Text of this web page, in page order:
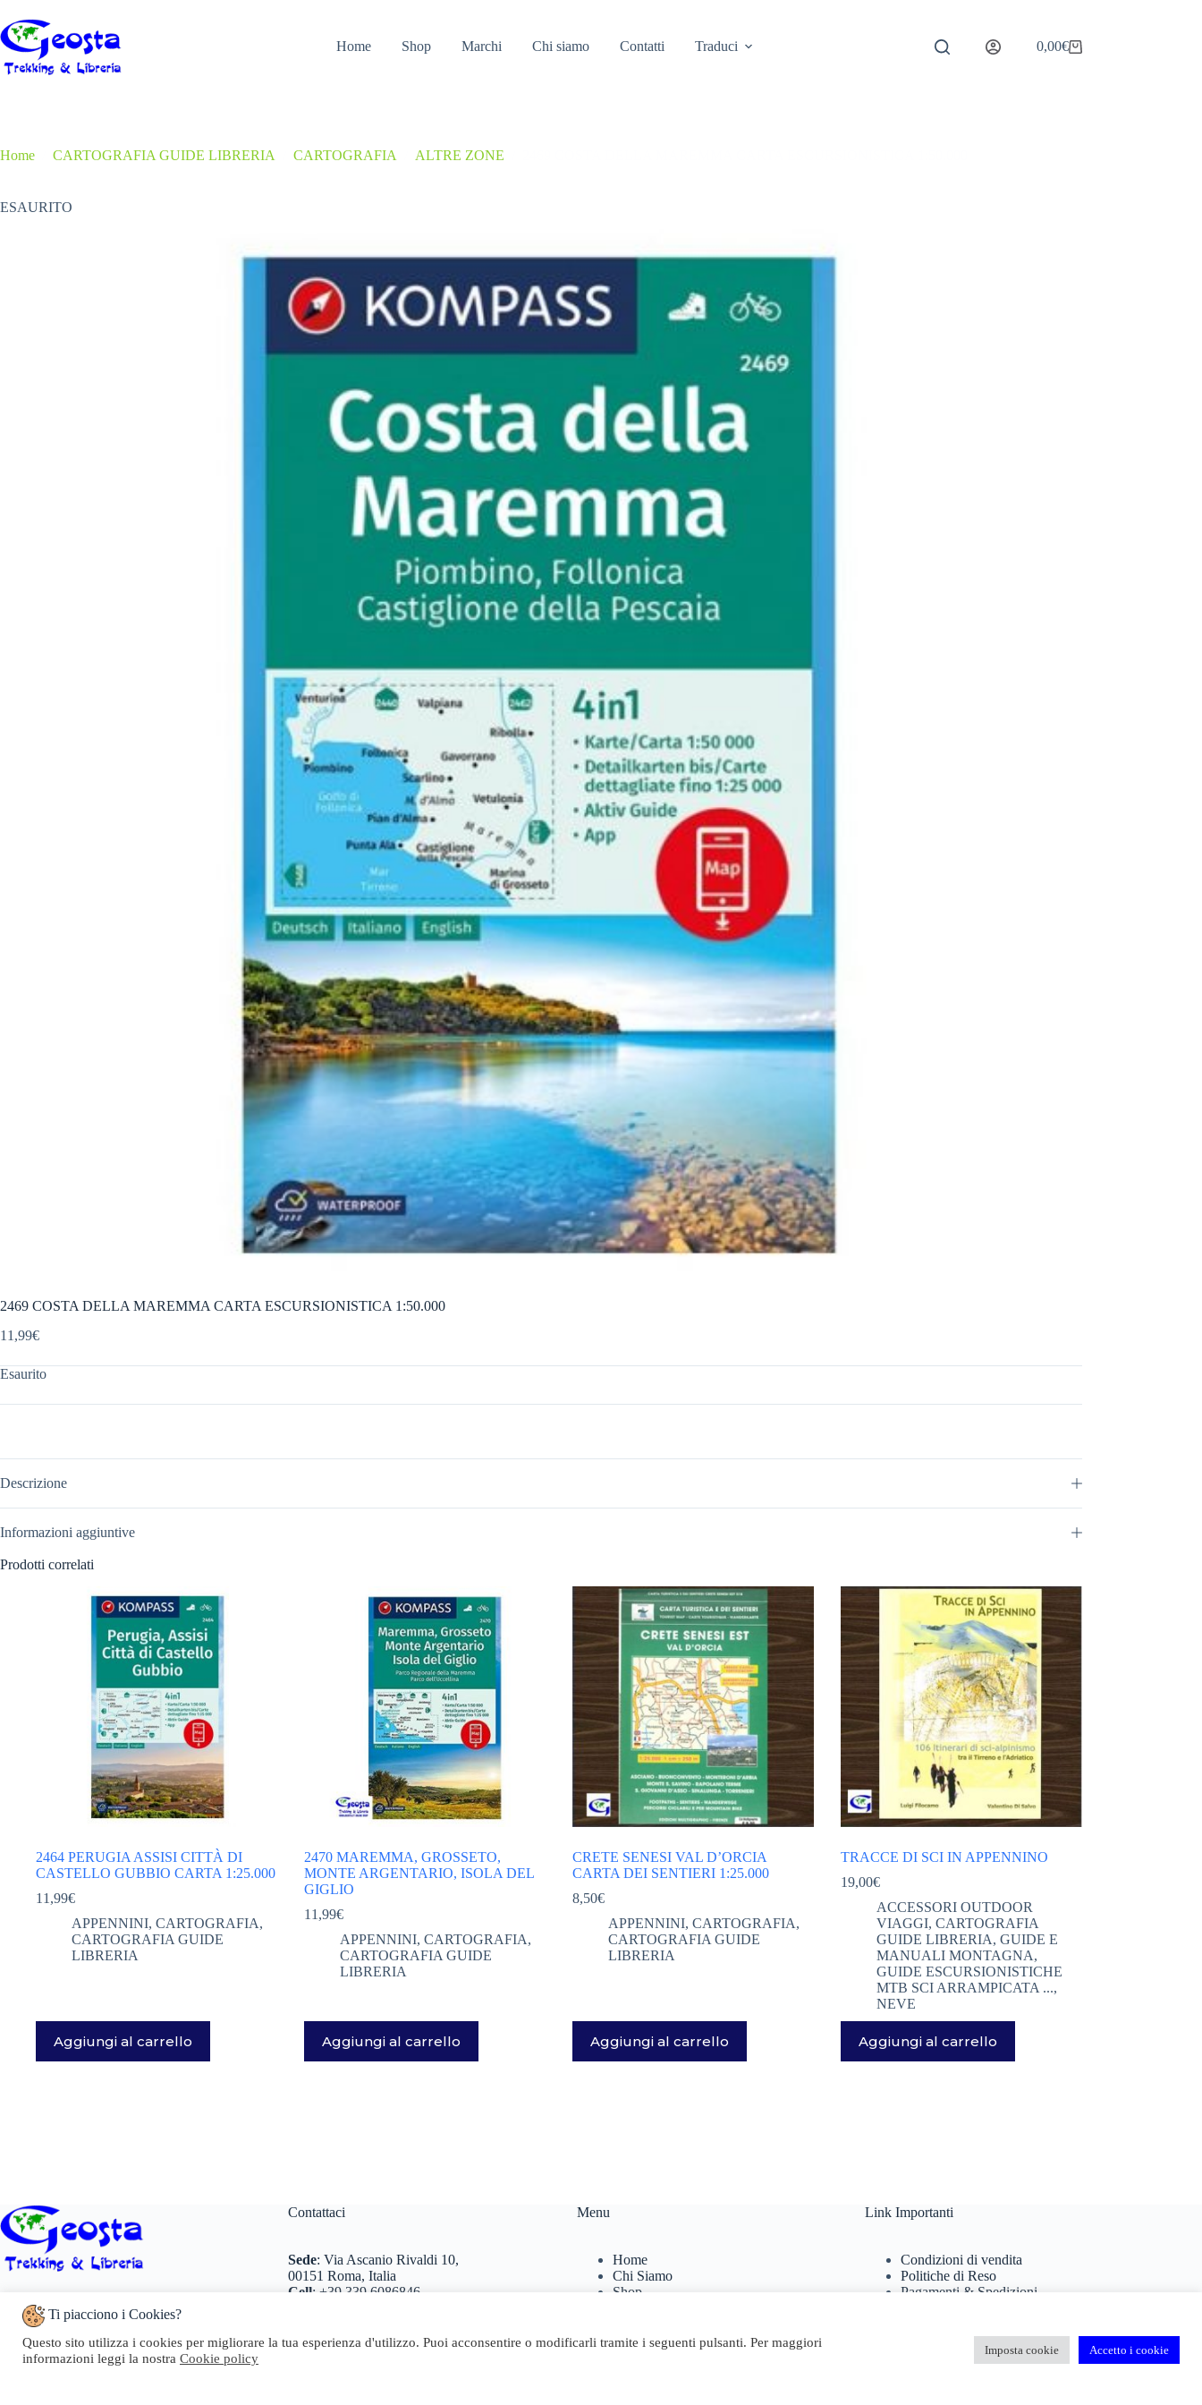
al
contenuto
Home Shop Marchi Chi siamo Contatti Traduci Carrello
0,00€
Home CARTOGRAFIA GUIDE LIBRERIA CARTOGRAFIA ALTRE ZONE
ESAURITO
2469 COSTA DELLA MAREMMA CARTA ESCURSIONISTICA 1:50.000
11,99€
Esaurito
Descrizione
Informazioni aggiuntive
Prodotti correlati
2464 PERUGIA ASSISI CITTÀ DI
CASTELLO GUBBIO CARTA 1:25.000
11,99€
APPENNINI, CARTOGRAFIA,
CARTOGRAFIA GUIDE
LIBRERIA
Aggiungi al carrello
2470 MAREMMA, GROSSETO,
MONTE ARGENTARIO, ISOLA DEL
GIGLIO
11,99€
APPENNINI, CARTOGRAFIA,
CARTOGRAFIA GUIDE
LIBRERIA
Aggiungi al carrello
CRETE SENESI VAL D’ORCIA
CARTA DEI SENTIERI 1:25.000
8,50€
APPENNINI, CARTOGRAFIA,
CARTOGRAFIA GUIDE
LIBRERIA
Aggiungi al carrello
TRACCE DI SCI IN APPENNINO
19,00€
ACCESSORI OUTDOOR
VIAGGI, CARTOGRAFIA
GUIDE LIBRERIA, GUIDE E
MANUALI MONTAGNA,
GUIDE ESCURSIONISTICHE
MTB SCI ARRAMPICATA ...,
NEVE
Aggiungi al carrello
Codice fiscale e n.iscr. al Registro Imprese:
LNGRTI74D69H501Q
Partita IVA: 07096371005
Contattaci
Sede:Via Ascanio Rivaldi 10,
00151 Roma, Italia
Cell:+39 339 6086846
Email:info@geosta.it
Menu
Home
Chi Siamo
Shop
Link Importanti
Condizioni di vendita
Politiche di Reso
Pagamenti & Spedizioni
Cookie Policy
Domande Frequenti
Ti piacciono i Cookies?
Questo sito utilizza i cookies per migliorare la tua esperienza d'utilizzo. Puoi acconsentire o modificarli tramite i seguenti pulsanti. Per maggiori
informazioni leggi la nostra Cookie policy
Imposta cookie Accetto i cookie